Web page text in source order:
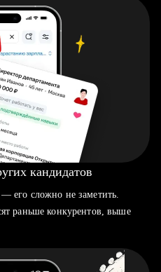
кандидатов
— его сложно не заметить.
раньше конкурентов, выше